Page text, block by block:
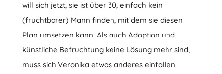
will sich jetzt, sie ist über 30, einfach kein
(fruchtbarer) Mann finden, mit dem sie diesen
Plan umsetzen kann. Als auch Adoption und
künstliche Befruchtung keine Lösung mehr sind,
muss sich Veronika etwas anderes einfallen